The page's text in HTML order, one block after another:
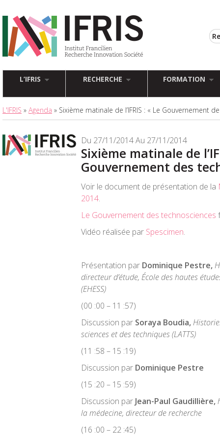
L’IFRIS RECHERCHE FORMATION
L'IFRIS » Agenda » Sixième matinale de l’IFRIS : « Le Gouvernement
Du 27/11/2014 Au 27/11/2014
Sixième matinale de
Gouvernement des
Voir le document de présentation de la
2014.
Le Gouvernement des technosciences
Vidéo réalisée par Spescimen.
Présentation par Dominique Pestre,
directeur d’étude, École des hautes
(EHESS)
(00 :00 – 11 :57)
Discussion par Soraya Boudia,
sciences et des techniques (LATTS)
(11 :58 – 15 :19)
Discussion par Dominique Pestre
(15 :20 – 15 :59)
Discussion par Jean-Paul Gaudillière,
la médecine, directeur de recherche
(16 :00 – 22 :45)